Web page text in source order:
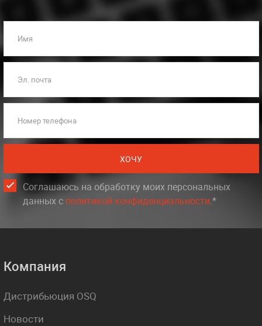
Имя
Эл. почта
Номер телефона
ХОЧУ
Соглашаюсь на обработку моих персональных
данных c политикой конфиденциальности.*
Компания
Дистрибьюция OSQ
Новости